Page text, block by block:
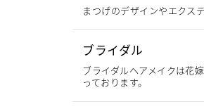
まつげのデザインやエクス
ブライダル
ブライダルヘアメイクは花
っております。